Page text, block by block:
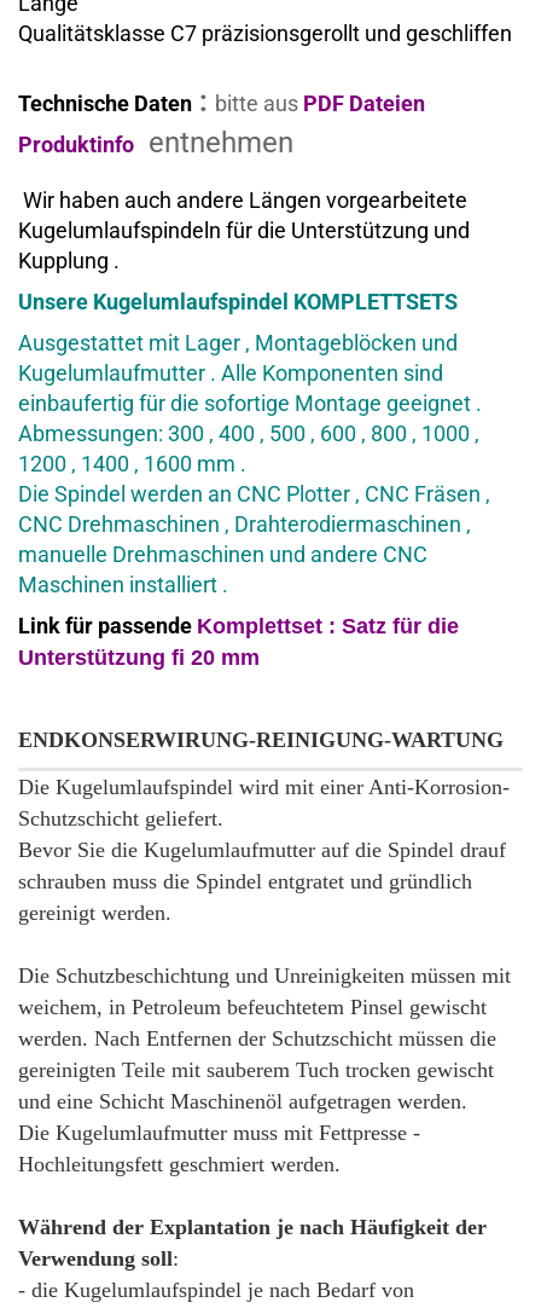
Qualitätsklasse C7 präzisionsgerollt und geschliffen
Technische Daten : bitte aus PDF Dateien
Produktinfo
entnehmen
Wir haben auch andere Längen vorgearbeitete
Kugelumlaufspindeln für die Unterstützung und
Kupplung .
Unsere Kugelumlaufspindel KOMPLETTSETS
Ausgestattet mit Lager , Montageblöcken und
Kugelumlaufmutter . Alle Komponenten sind
einbaufertig für die sofortige Montage geeignet .
Abmessungen: 300 , 400 , 500 , 600 , 800 , 1000 ,
1200 , 1400 , 1600 mm .
Die Spindel werden an CNC Plotter , CNC Fräsen ,
CNC Drehmaschinen , Drahterodiermaschinen ,
manuelle Drehmaschinen und andere CNC
Maschinen installiert .
Link für passende Komplettset : Satz für die
Unterstützung fi 20 mm
ENDKONSERWIRUNG-REINIGUNG-WARTUNG
Die Kugelumlaufspindel wird mit einer Anti-Korrosion-
Schutzschicht geliefert.
Bevor Sie die Kugelumlaufmutter auf die Spindel drauf
schrauben muss die Spindel entgratet und gründlich
gereinigt werden.
Die Schutzbeschichtung und Unreinigkeiten müssen mit
weichem, in Petroleum befeuchtetem Pinsel gewischt
werden. Nach Entfernen der Schutzschicht müssen die
gereinigten Teile mit sauberem Tuch trocken gewischt
und eine Schicht Maschinenöl aufgetragen werden.
Die Kugelumlaufmutter muss mit Fettpresse -
Hochleitungsfett geschmiert werden.
Während der Explantation je nach Häufigkeit der
Verwendung soll:
- die Kugelumlaufspindel je nach Bedarf von